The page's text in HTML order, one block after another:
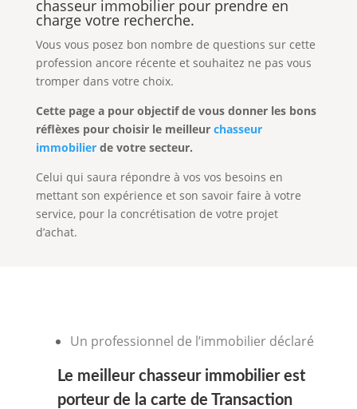
chasseur immobilier pour prendre en
charge votre recherche.
Vous vous posez bon nombre de questions sur cette
profession ancore récente et souhaitez ne pas vous
tromper dans votre choix.
Cette page a pour objectif de vous donner les bons
réflèxes pour choisir le meilleur chasseur
immobilierde votre secteur.
Celui qui saura répondre à vos vos besoins en
mettant son expérience et son savoir faire à votre
service, pour la concrétisation de votre projet
d’achat.
Un professionnel de l’immobilier déclaré
Le meilleur chasseur immobilierest
porteur de la carte de Transaction